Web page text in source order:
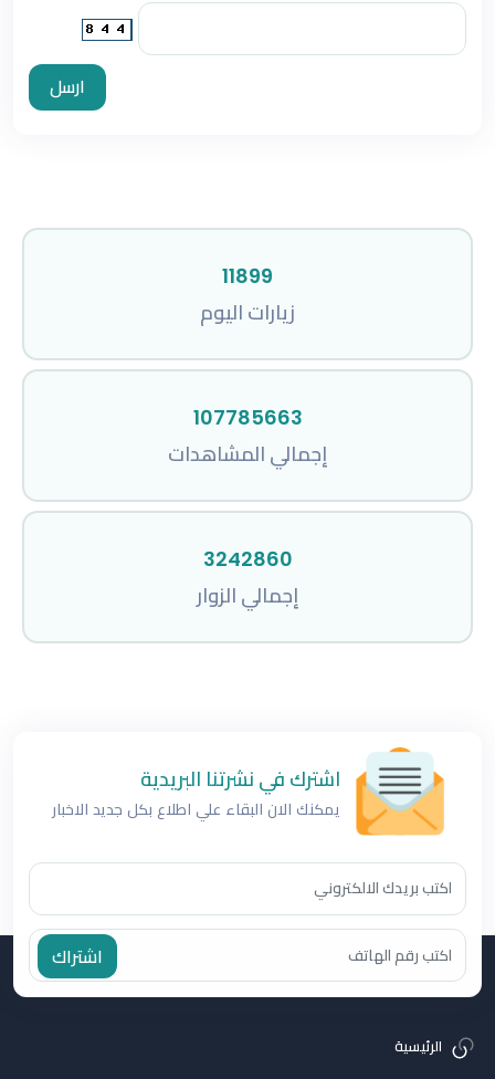
ارسل
11899
زيارات اليوم
107785663
إجمالي المشاهدات
3242860
إجمالي الزوار
اشترك في نشرتنا البريدية
يمكنك الان البقاء علي اطلاع بكل جديد الاخبار
اشتراك
الرئيسية